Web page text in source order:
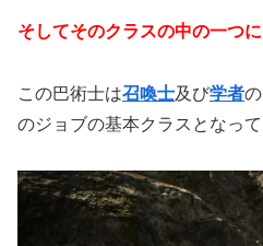
そしてそのクラスの中の一つ
この巴術士は召喚士及び学者
のジョブの基本クラスとなって